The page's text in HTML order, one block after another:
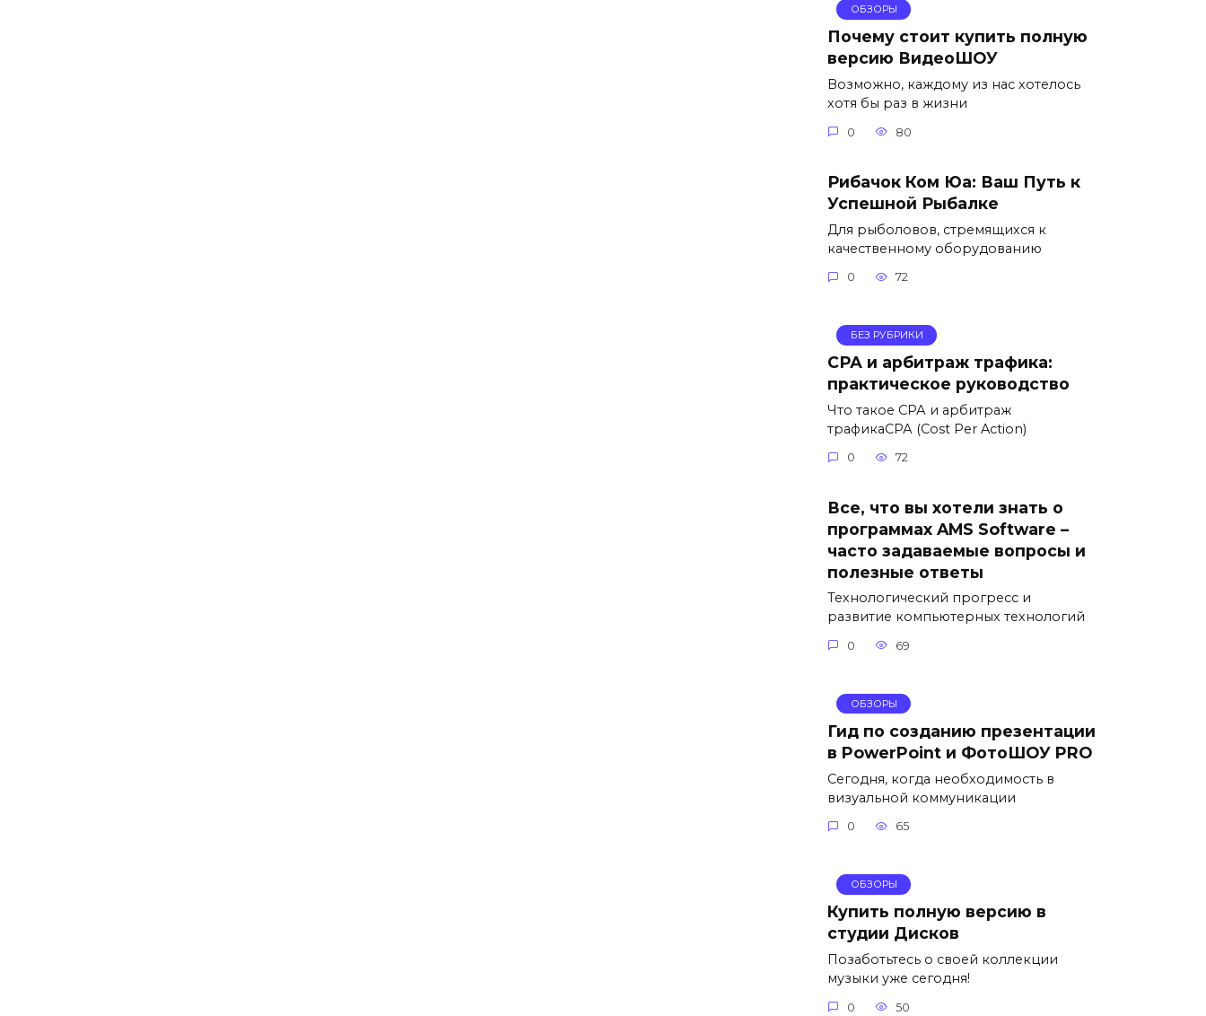
ОБЗОРЫ
Почему стоит купить полную
версию ВидеоШОУ
Возможно, каждому из нас хотелось
хотя бы раз в жизни
0 80
Рибачок Ком Юа: Ваш Путь к
Успешной Рыбалке
Для рыболовов, стремящихся к
качественному оборудованию
0 72
БЕЗ РУБРИКИ
СРА и арбитраж трафика:
практическое руководство
Что такое СРА и арбитраж
трафикаСРА (Cost Per Action)
0 72
Все, что вы хотели знать о
программах AMS Software –
часто задаваемые вопросы и
полезные ответы
Технологический прогресс и
развитие компьютерных технологий
0 69
ОБЗОРЫ
Гид по созданию презентации
в PowerPoint и ФотоШОУ PRO
Сегодня, когда необходимость в
визуальной коммуникации
0 65
ОБЗОРЫ
Купить полную версию в
студии Дисков
Позаботьтесь о своей коллекции
музыки уже сегодня!
0 50